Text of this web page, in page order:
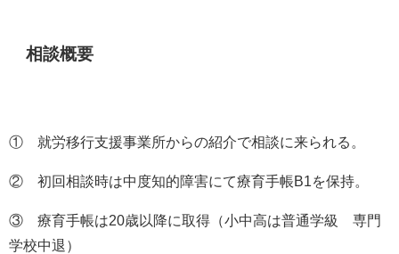
相談概要
① 就労移行支援事業所からの紹介で相談に来られる。
② 初回相談時は中度知的障害にて療育手帳B1を保持。
③ 療育手帳は20歳以降に取得（小中高は普通学級 専門
学校中退）